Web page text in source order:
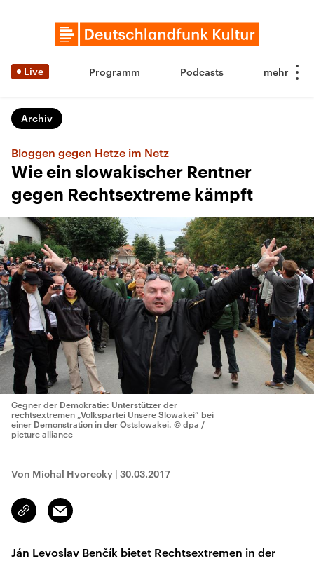
Live Programm Podcasts
Archiv
Bloggen gegen Hetze im Netz
Wie ein slowakischer Rentner
gegen Rechtsextreme kämpft
Gegner der Demokratie: Unterstützer der
rechtsextremen „Volkspartei Unsere Slowakei“ bei
einer Demonstration in der Ostslowakei. © dpa /
picture alliance
Von Michal Hvorecky | 30.03.2017
Link
kopieren/teilen
Email
Ján Levoslav Benčík bietet Rechtsextremen in der